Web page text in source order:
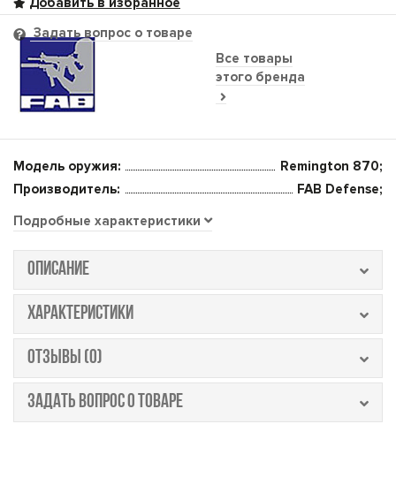
Все товары
этого бренда
Задать вопрос о товаре
Модель оружия:
Remington 870;
Производитель:
FAB Defense;
Подробные характеристики
ОПИСАНИЕ
ХАРАКТЕРИСТИКИ
ОТЗЫВЫ (0)
ЗАДАТЬ ВОПРОС О ТОВАРЕ